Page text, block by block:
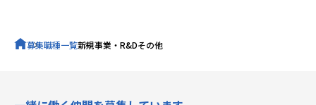
キャリア採用トップ
募集職種一覧新規事業・R&Dその他